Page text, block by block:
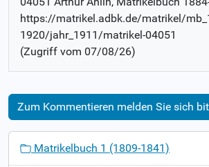
https://matrikel.adbk.de/matrikel/
1920/jahr_1911/matrikel-04051
(Zugriff vom 07/08/26)
Zum Kommentieren melden Sie sich
Matrikelbuch 1 (1809-1841)